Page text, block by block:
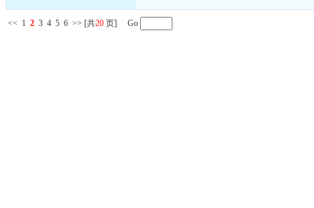
<< 1 2 3 4 5 6 >> [共20 页] Go